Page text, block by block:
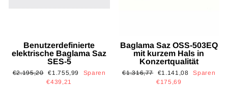
Benutzerdefinierte
elektrische Baglama Saz
SES-5
Normaler
€2.195,20 Sonderpreis
€1.755,99
Sparen
€439,21
Baglama Saz OSS-503EQ
mit kurzem Hals in
Konzertqualität
Normaler
€1.316,77 Sonderpreis
€1.141,08
Sparen
€175,69